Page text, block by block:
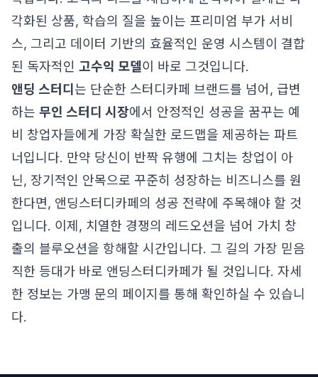
각화된 상품, 학습의 질을 높이는 프리미엄 부가 서비
스, 그리고 데이터 기반의 효율적인 운영 시스템이 결합
된 독자적인 고수익 모델이 바로 그것입니다.
앤딩 스터디 는 단순한 스터디카페 브랜드를 넘어, 급변
하는 무인 스터디 시장에서 안정적인 성공을 꿈꾸는 예
비 창업자들에게 가장 확실한 로드맵을 제공하는 파트
너입니다. 만약 당신이 반짝 유행에 그치는 창업이 아
닌, 장기적인 안목으로 꾸준히 성장하는 비즈니스를 원
한다면, 앤딩스터디카페의 성공 전략에 주목해야 할 것
입니다. 이제, 치열한 경쟁의 레드오션을 넘어 가치 창
출의 블루오션을 항해할 시간입니다. 그 길의 가장 믿음
직한 등대가 바로 앤딩스터디카페가 될 것입니다. 자세
한 정보는 가맹 문의 페이지 를 통해 확인하실 수 있습니
다.